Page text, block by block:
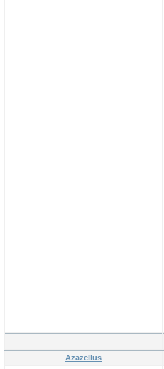
Azazelius